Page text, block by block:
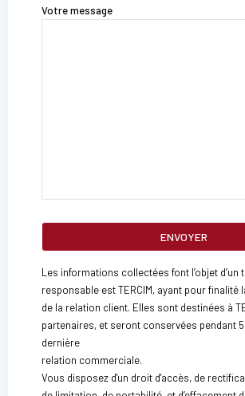
Votre message
Les informations collectées font l’objet d’un
responsable est TERCIM, ayant pour finalité
de la relation client. Elles sont destinées à
partenaires, et seront conservées pendant
dernière
relation commerciale.
Vous disposez d'un droit d'accès, de